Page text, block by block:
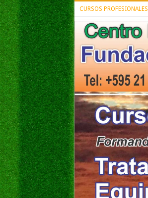
CURSOS PROFESIONALES